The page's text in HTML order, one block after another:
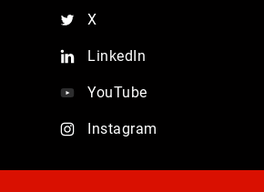
X
LinkedIn
YouTube
Instagram